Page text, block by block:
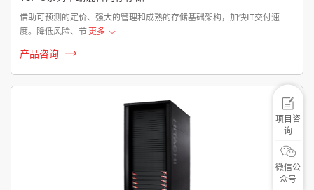
借助可预测的定价、强大的管理和成熟的存储基础架构，加快IT交付速
度。降低风险、节更多
产品咨询
项目咨
询
微信公
众号